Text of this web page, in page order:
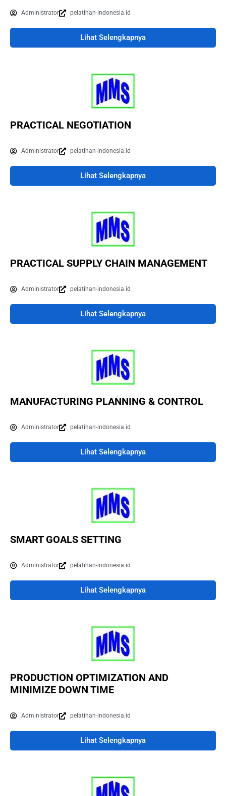
Administrator pelatihan-indonesia.id
Lihat Selengkapnya
PRACTICAL NEGOTIATION
Administrator pelatihan-indonesia.id
Lihat Selengkapnya
PRACTICAL SUPPLY CHAIN MANAGEMENT
Administrator pelatihan-indonesia.id
Lihat Selengkapnya
MANUFACTURING PLANNING & CONTROL
Administrator pelatihan-indonesia.id
Lihat Selengkapnya
SMART GOALS SETTING
Administrator pelatihan-indonesia.id
Lihat Selengkapnya
PRODUCTION OPTIMIZATION AND
MINIMIZE DOWN TIME
Administrator pelatihan-indonesia.id
Lihat Selengkapnya